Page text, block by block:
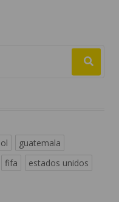
guatemala
fifa
estados unidos